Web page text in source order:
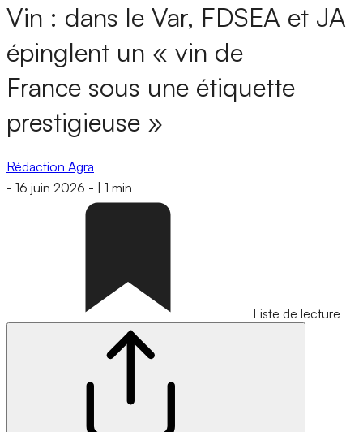
Vin : dans le Var, FDSEA et JA
épinglent un « vin de
France sous une étiquette
prestigieuse »
Rédaction Agra
- 16 juin 2026 - 1 min
Liste de lecture